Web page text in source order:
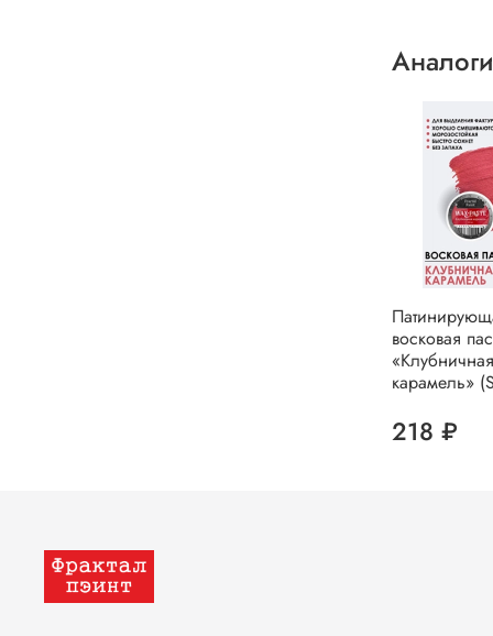
восковая
«Клубничная
карамель»
218 ₽